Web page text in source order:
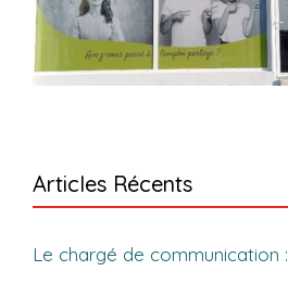
Articles Récents
Le chargé de communication